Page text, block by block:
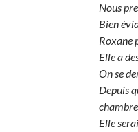
Nous
Bien
Roxane
Elle a
On se
Depuis
Elle